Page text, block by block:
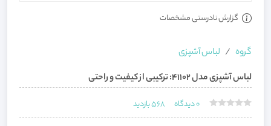
گزارش نادرستی مشخصات
گروه
لباس آشپزی
لباس آشپزی مدل 41102: ترکیبی از کیفیت و راحتی
0دیدگاه 568بازدید